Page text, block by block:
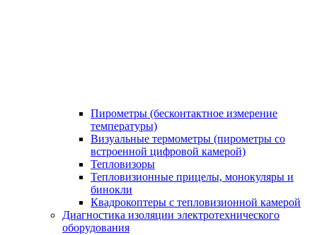
Пирометры (бесконтактное измерение
температуры)
Визуальные термометры (пирометры со
встроенной цифровой камерой)
Тепловизоры
Тепловизионные прицелы, монокуляры и
бинокли
Квадрокоптеры с тепловизионной камерой
Диагностика изоляции электротехнического
оборудования